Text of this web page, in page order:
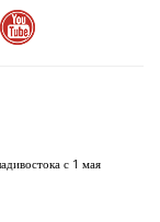
с 1 мая